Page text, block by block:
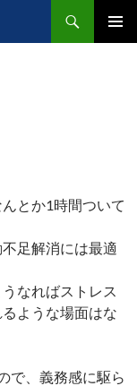
とか1時間ついて
足解消には最適
なればストレス
ような場面はな
で、義務感に駆ら